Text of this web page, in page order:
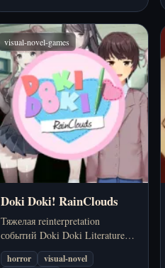
visual-novel-games
Doki Doki! RainClouds
Тяжелая reinterpretation
событий Doki Doki Literature
Club, показанная через
внутреннее состояние Сайори.
horror
visual-novel